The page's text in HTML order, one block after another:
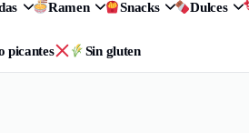
Ramen Snacks Dulces
picantes Sin gluten